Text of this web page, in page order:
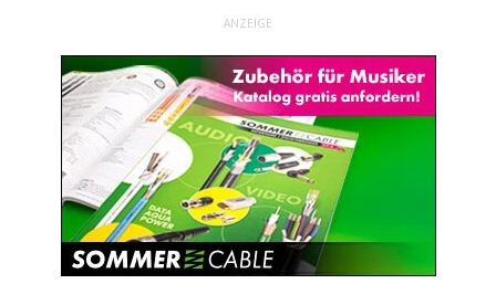
ANZEIGE